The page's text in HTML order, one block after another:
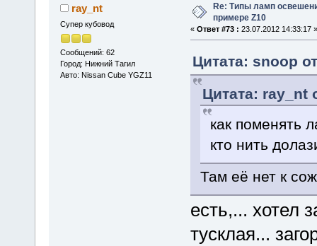
ray_nt
Супер кубовод
Сообщений: 62
Город: Нижний Тагил
Авто: Nissan Cube YGZ11
Re: Типы ламп
примере Z10
« Ответ #73 : 23.07.2012 14:33:17 »
Цитата: snoop
Цитата: ray_nt
как поменять
кто нить
Там её нет к
есть,... хотел
тусклая...